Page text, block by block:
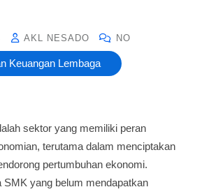
Keuangan Lembaga
AKL NESADO
NO
sektor yang memiliki peran
terutama dalam menciptakan
pertumbuhan ekonomi.
yang belum mendapatkan